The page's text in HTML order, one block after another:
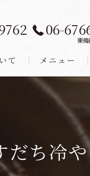
06-
東
て メニュー
だち冷